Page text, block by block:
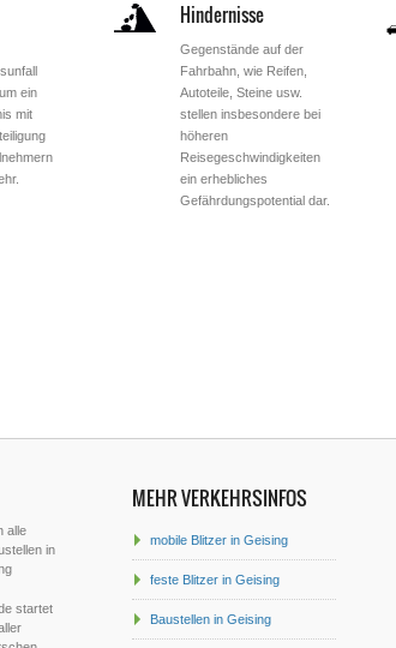
ein
mit
Hindernisse
Gegenstände auf der
Fahrbahn, wie Reifen,
Autoteile, Steine usw.
stellen insbesondere bei
höheren
Reisegeschwindigkeiten
ein erhebliches
Gefährdungspotential dar.
alle
in
startet
MEHR VERKEHRSINFOS
mobile Blitzer in Geising
feste Blitzer in Geising
Baustellen in Geising